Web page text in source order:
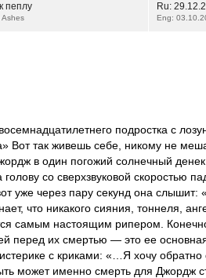
пеплу
Ashes
Ru:
Eng:
подростка с
Вот так живешь себе, никому не
в один погожий солнечный
со сверхзвуковой скоростью
уже через пару секунд она слышит:
что никакого сияния, тоннеля,
самым настоящим рипером.
перед их смертью — это ее
истерике с криками: «…Я хочу
может именно смерть для Джордж